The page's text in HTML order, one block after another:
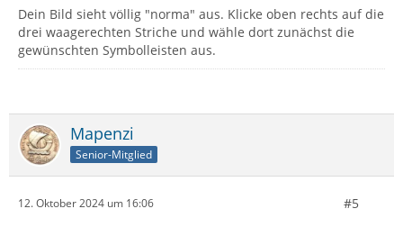
Dein Bild sieht völlig "norma" aus. Klicke oben rechts auf die
drei waagerechten Striche und wähle dort zunächst die
gewünschten Symbolleisten aus.
Mapenzi
Senior-Mitglied
12. Oktober 2024 um 16:06 #5